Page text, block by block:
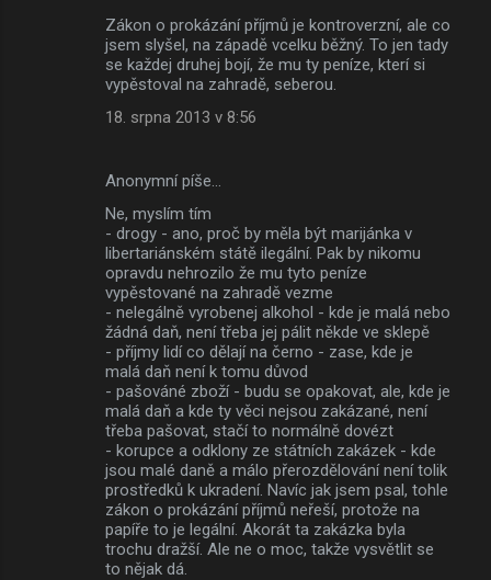
Zákon o prokázání příjmů je kontroverzní, ale co
jsem slyšel, na západě vcelku běžný. To jen tady
se každej druhej bojí, že mu ty peníze, kterí si
vypěstoval na zahradě, seberou.
18. srpna 2013 v 8:56
Anonymní píše…
Ne, myslím tím
- drogy - ano, proč by měla být marijánka v
libertariánském státě ilegální. Pak by nikomu
opravdu nehrozilo že mu tyto peníze
vypěstované na zahradě vezme
- nelegálně vyrobenej alkohol - kde je malá nebo
žádná daň, není třeba jej pálit někde ve sklepě
- příjmy lidí co dělají na černo - zase, kde je
malá daň není k tomu důvod
- pašováné zboží - budu se opakovat, ale, kde je
malá daň a kde ty věci nejsou zakázané, není
třeba pašovat, stačí to normálně dovézt
- korupce a odklony ze státních zakázek - kde
jsou malé daně a málo přerozdělování není tolik
prostředků k ukradení. Navíc jak jsem psal, tohle
zákon o prokázání příjmů neřeší, protože na
papíře to je legální. Akorát ta zakázka byla
trochu dražší. Ale ne o moc, takže vysvětlit se
to nějak dá.